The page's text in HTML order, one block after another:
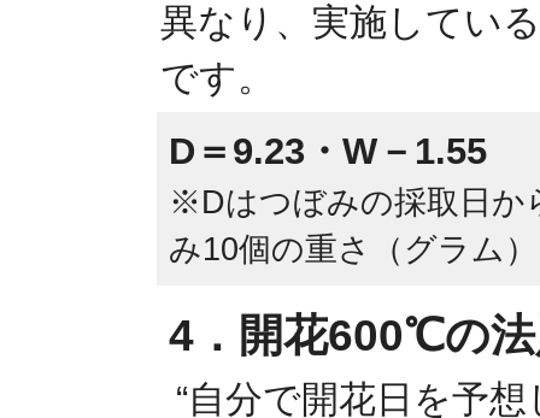
異なり、実施してい
です。
D＝9.23・W－1.55
※Dはつぼみの採取日か
み10個の重さ（グラム）
4．開花600℃の
“自分で開花日を予